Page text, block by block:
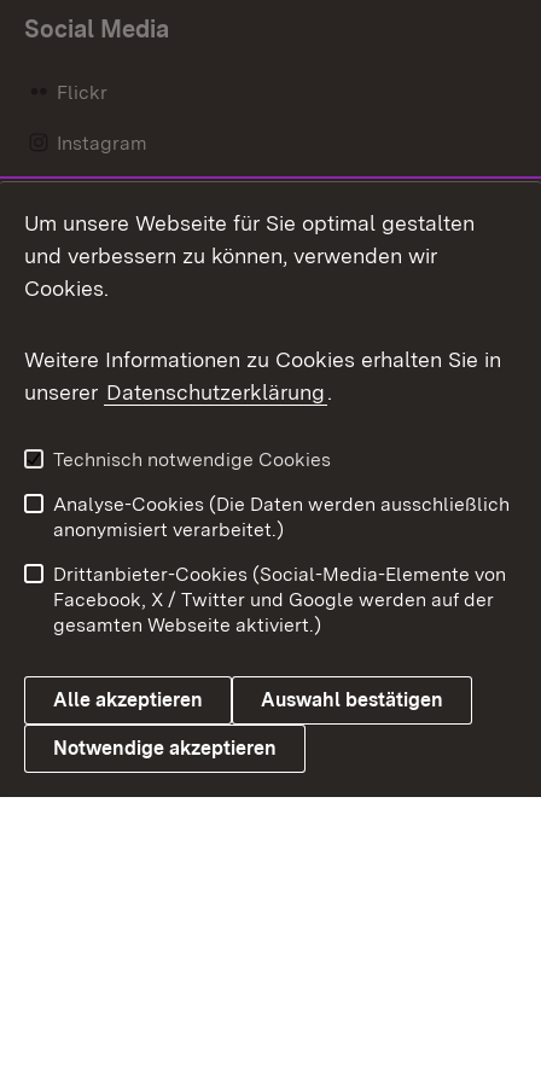
Social Media
Flickr
Instagram
Mastodon
Messenger
Social Wall
X / Twitter
Youtube
Link zum Landesportal
Benutzungshinweise
Barrierefreiheit
Datenschutz
Cookies
Um unsere Webseite für Sie optimal gestalten
und verbessern zu können, verwenden wir
Cookies.
Weitere Informationen zu Cookies erhalten Sie in
unserer Datenschutzerklärung.
Technisch notwendige Cookies
Analyse-Cookies (Die Daten werden ausschließlich
anonymisiert verarbeitet.)
Drittanbieter-Cookies (Social-Media-Elemente von
Facebook, X / Twitter und Google werden auf der
gesamten Webseite aktiviert.)
Alle akzeptieren Auswahl bestätigen
Notwendige akzeptieren